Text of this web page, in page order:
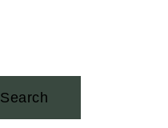
Search